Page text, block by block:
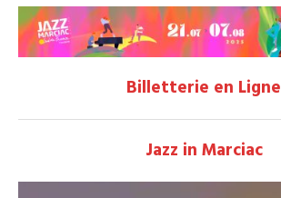
Billetterie en Ligne
Jazz in Marciac